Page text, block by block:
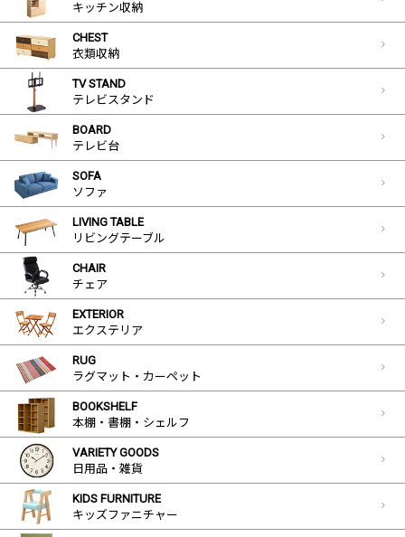
キッチン収納
CHEST
衣類収納
TV STAND
テレビスタンド
BOARD
テレビ台
SOFA
ソファ
LIVING TABLE
リビングテーブル
CHAIR
チェア
EXTERIOR
エクステリア
RUG
ラグマット・カーペット
BOOKSHELF
本棚・書棚・シェルフ
VARIETY GOODS
日用品・雑貨
KIDS FURNITURE
キッズファニチャー